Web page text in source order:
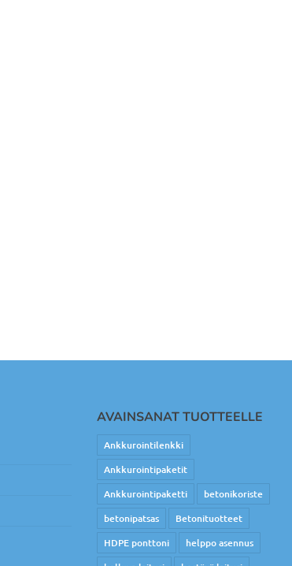
AVAINSANAT TUOTTEELLE
Ankkurointilenkki
Ankkurointipaketit
Ankkurointipaketti
betonikoriste
betonipatsas
Betonituotteet
HDPE ponttoni
helppo asennus